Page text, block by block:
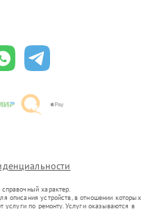
характер.
описания устройств, в отношении которых
по ремонту. Услуги оказываются в